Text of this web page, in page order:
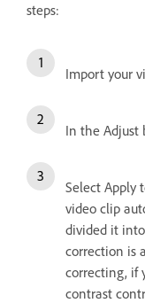
steps:
Import your
In the Adjust
Select Apply
video clip
divided it
correction is
correcting, if
contrast